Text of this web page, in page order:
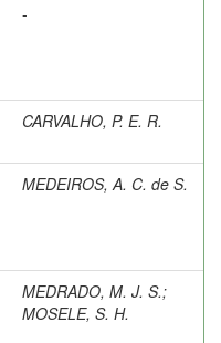
-
CARVALHO, P. E. R.
MEDEIROS, A. C. de S.
MEDRADO, M. J. S.;
MOSELE, S. H.